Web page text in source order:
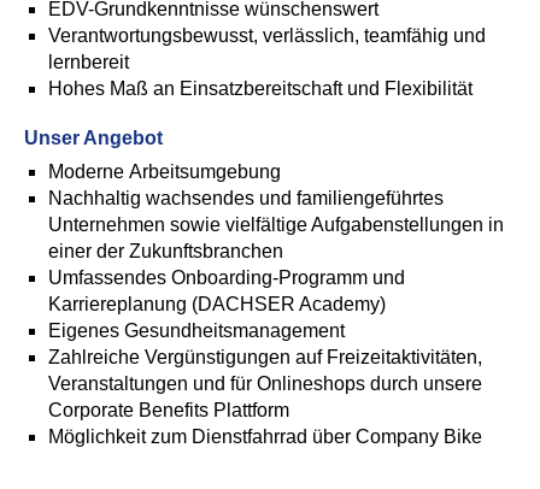
EDV-Grundkenntnisse wünschenswert
Verantwortungsbewusst, verlässlich, teamfähig und
lernbereit
Hohes Maß an Einsatzbereitschaft und Flexibilität
Unser Angebot
Moderne Arbeitsumgebung
Nachhaltig wachsendes und familiengeführtes
Unternehmen sowie vielfältige Aufgabenstellungen in
einer der Zukunftsbranchen
Umfassendes Onboarding-Programm und
Karriereplanung (DACHSER Academy)
Eigenes Gesundheitsmanagement
Zahlreiche Vergünstigungen auf Freizeitaktivitäten,
Veranstaltungen und für Onlineshops durch unsere
Corporate Benefits Plattform
Möglichkeit zum Dienstfahrrad über Company Bike